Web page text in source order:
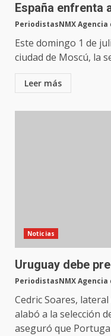
España enfrenta
PeriodistasNMX
Este domingo 1 de
ciudad de Moscú, la
Leer más
Noticias
Uruguay debe
PeriodistasNMX
Cedric Soares,
alabó a la selección
aseguró que